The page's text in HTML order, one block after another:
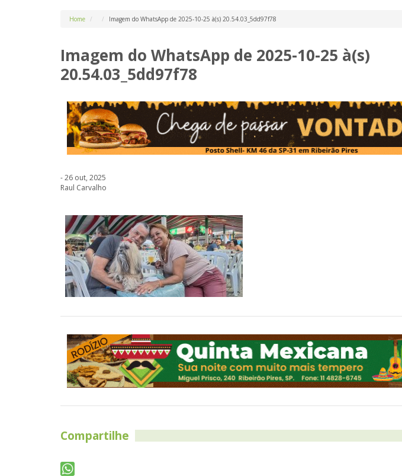
Home Imagem do WhatsApp de 2025-10-25 à(s) 20.54.03_5dd97f78
Imagem do WhatsApp de 2025-10-25 à(s)
20.54.03_5dd97f78
- 26 out, 2025
Raul Carvalho
Compartilhe